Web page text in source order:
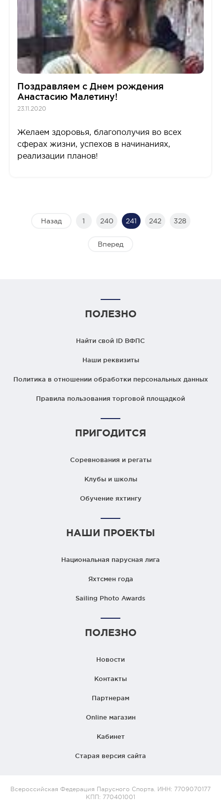
Поздравляем с Днем рождения
Анастасию Малетину!
23.11.2020
Желаем здоровья, благополучия во всех
сферах жизни, успехов в начинаниях,
реализации планов!
Назад 1 240 241 242 328
Вперед
ПОЛЕЗНО
Найти свой ID ВФПС
Наши реквизиты
Политика в отношении обработки персональных данных
Правила пользования торговой площадкой
ПРИГОДИТСЯ
Соревнования и регаты
Клубы и школы
Обучение яхтингу
НАШИ ПРОЕКТЫ
Национальная парусная лига
Яхтсмен года
Sailing Photo Awards
ПОЛЕЗНО
Новости
Контакты
Партнерам
Online магазин
Кабинет
Старая версия сайта
Всероссийская Федерация Парусного Спорта. ИНН: 7709070177
КПП: 770401001